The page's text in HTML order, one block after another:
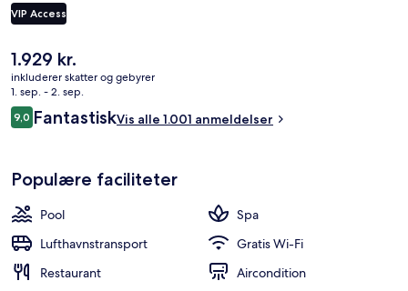
restauranter, serverer internationale retter og er åben til
morgenmad, frokost og aftensmad. Andre højdepunkter på dette
poolen og et fitnesscenter. Rejsende er vilde med stedets
hjælpsomme personale og beliggenhed ved stranden.
VIP Access
Den
nuværende
pris
er
1.929 kr.
1.929 kr.
inkluderer skatter og gebyrer
1. sep. - 2. sep.
Anmeldelser
9,09,0 ud af 10.
FantastiskVis alle 1.001 anmeldelser
Populære faciliteter
Pool
Spa
Lufthavnstransport
Gratis Wi-Fi
Restaurant
Aircondition